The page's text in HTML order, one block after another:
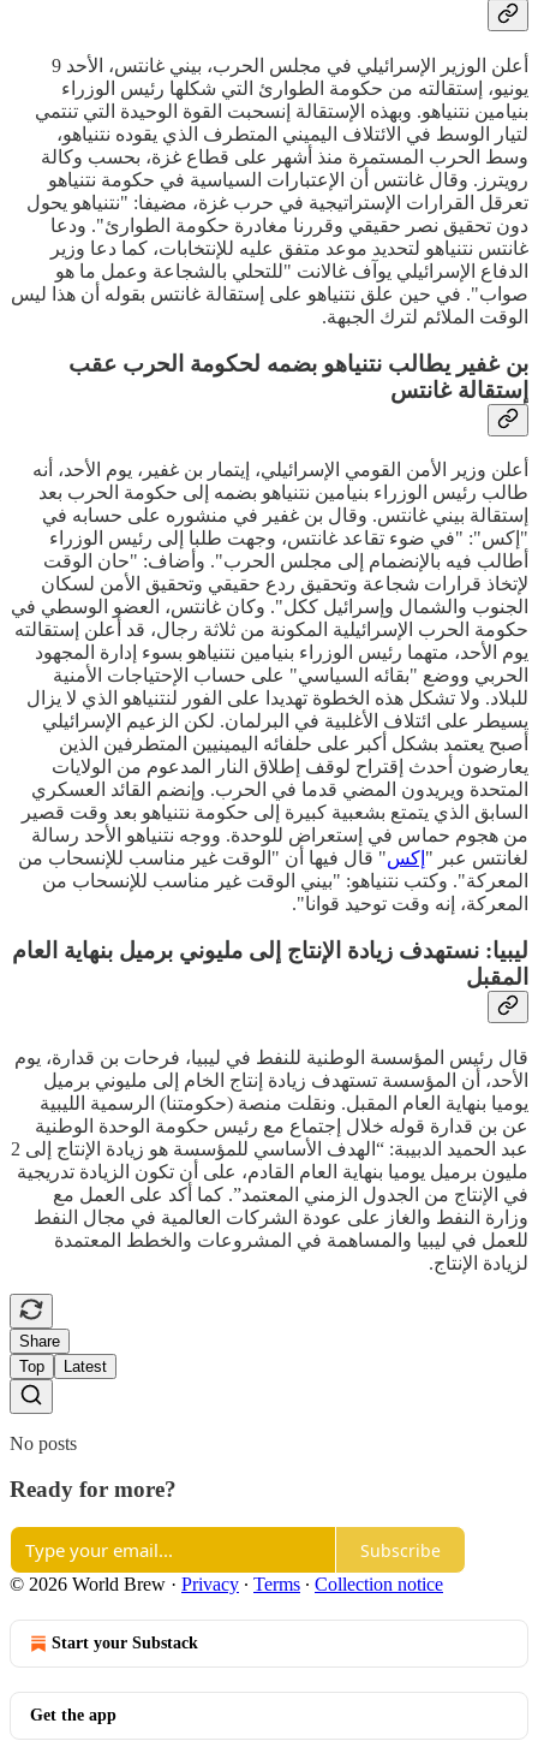
أعلن الوزير الإسرائيلي في مجلس الحرب، بيني غانتس، الأحد 9
يونيو، إستقالته من حكومة الطوارئ التي شكلها رئيس الوزراء
بنيامين نتنياهو. وبهذه الإستقالة إنسحبت القوة الوحيدة التي تنتمي
لتيار الوسط في الائتلاف اليميني المتطرف الذي يقوده نتنياهو،
وسط الحرب المستمرة منذ أشهر على قطاع غزة، بحسب وكالة
رويترز. وقال غانتس أن الإعتبارات السياسية في حكومة نتنياهو
تعرقل القرارات الإستراتيجية في حرب غزة، مضيفا: "نتنياهو يحول
دون تحقيق نصر حقيقي وقررنا مغادرة حكومة الطوارئ". ودعا
غانتس نتنياهو لتحديد موعد متفق عليه للإنتخابات، كما دعا وزير
الدفاع الإسرائيلي يوآف غالانت "للتحلي بالشجاعة وعمل ما هو
صواب". في حين علق نتنياهو على إستقالة غانتس بقوله أن هذا ليس
الوقت الملائم لترك الجبهة.
بن غفير يطالب نتنياهو بضمه لحكومة الحرب عقب
إستقالة غانتس
أعلن وزير الأمن القومي الإسرائيلي، إيتمار بن غفير، يوم الأحد، أنه
طالب رئيس الوزراء بنيامين نتنياهو بضمه إلى حكومة الحرب بعد
إستقالة بيني غانتس. وقال بن غفير في منشوره على حسابه في
"إكس": "في ضوء تقاعد غانتس، وجهت طلبا إلى رئيس الوزراء
أطالب فيه بالإنضمام إلى مجلس الحرب". وأضاف: "حان الوقت
لإتخاذ قرارات شجاعة وتحقيق ردع حقيقي وتحقيق الأمن لسكان
الجنوب والشمال وإسرائيل ككل". وكان غانتس، العضو الوسطي في
حكومة الحرب الإسرائيلية المكونة من ثلاثة رجال، قد أعلن إستقالته
يوم الأحد، متهما رئيس الوزراء بنيامين نتنياهو بسوء إدارة المجهود
الحربي ووضع "بقائه السياسي" على حساب الإحتياجات الأمنية
للبلاد. ولا تشكل هذه الخطوة تهديدا على الفور لنتنياهو الذي لا يزال
يسيطر على ائتلاف الأغلبية في البرلمان. لكن الزعيم الإسرائيلي
أصبح يعتمد بشكل أكبر على حلفائه اليمينيين المتطرفين الذين
يعارضون أحدث إقتراح لوقف إطلاق النار المدعوم من الولايات
المتحدة ويريدون المضي قدما في الحرب. وإنضم القائد العسكري
السابق الذي يتمتع بشعبية كبيرة إلى حكومة نتنياهو بعد وقت قصير
من هجوم حماس في إستعراض للوحدة. ووجه نتنياهو الأحد رسالة
لغانتس عبر " إكس" قال فيها أن "الوقت غير مناسب للإنسحاب من
المعركة". وكتب نتنياهو: "بيني الوقت غير مناسب للإنسحاب من
المعركة، إنه وقت توحيد قوانا".
ليبيا: نستهدف زيادة الإنتاج إلى مليوني برميل بنهاية العام
المقبل
قال رئيس المؤسسة الوطنية للنفط في ليبيا، فرحات بن قدارة، يوم
الأحد، أن المؤسسة تستهدف زيادة إنتاج الخام إلى مليوني برميل
يوميا بنهاية العام المقبل. ونقلت منصة (حكومتنا) الرسمية الليبية
عن بن قدارة قوله خلال إجتماع مع رئيس حكومة الوحدة الوطنية
عبد الحميد الدبيبة: “الهدف الأساسي للمؤسسة هو زيادة الإنتاج إلى 2
مليون برميل يوميا بنهاية العام القادم، على أن تكون الزيادة تدريجية
في الإنتاج من الجدول الزمني المعتمد”. كما أكد على العمل مع
وزارة النفط والغاز على عودة الشركات العالمية في مجال النفط
للعمل في ليبيا والمساهمة في المشروعات والخطط المعتمدة
لزيادة الإنتاج.
Share
Top
Latest
No posts
Ready for more?
Subscribe
© 2026 World Brew · Privacy ∙ Terms ∙ Collection notice
Start your Substack
Get the app